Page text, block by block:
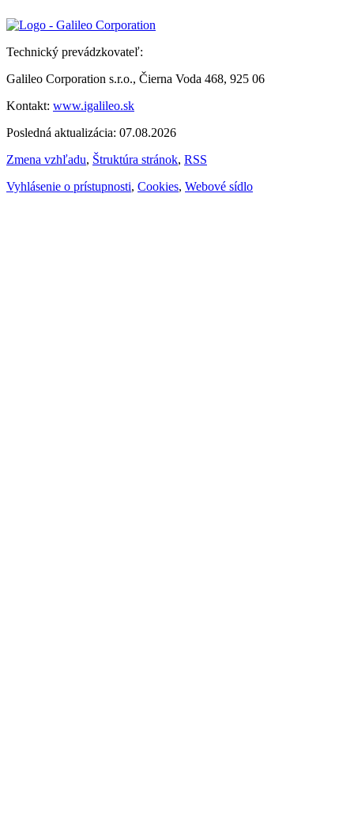
Technický prevádzkovateľ:
Galileo Corporation s.r.o., Čierna Voda 468, 925 06
Kontakt: www.igalileo.sk
Posledná aktualizácia: 07.08.2026
Zmena vzhľadu, Štruktúra stránok, RSS
Vyhlásenie o prístupnosti, Cookies, Webové sídlo